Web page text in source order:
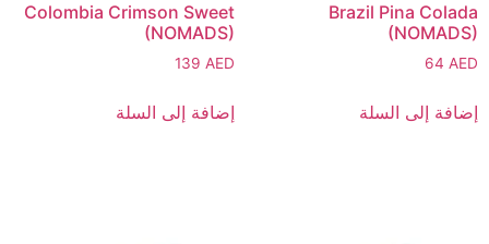
Brazil Pina Colada
(NOMADS)
64 AED
إضافة إلى السلة
Colombia Crimson Sweet
(NOMADS)
139AED
إضافة إلى السلة